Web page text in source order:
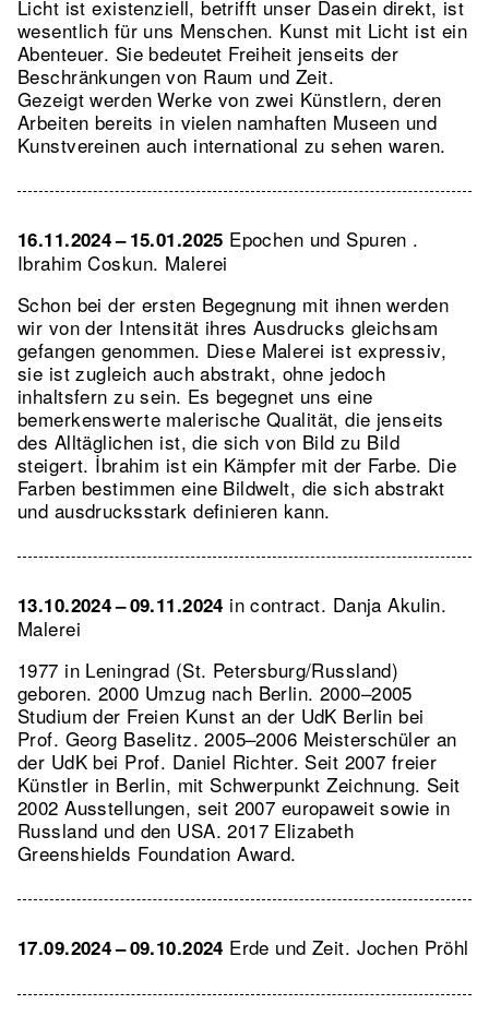
Licht ist existenziell, betrifft unser Dasein direkt, ist
wesentlich für uns Menschen. Kunst mit Licht ist ein
Abenteuer. Sie bedeutet Freiheit jenseits der
Beschränkungen von Raum und Zeit.
Gezeigt werden Werke von zwei Künstlern, deren
Arbeiten bereits in vielen namhaften Museen und
Kunstvereinen auch international zu sehen waren.
16.11.2024 – 15.01.2025 Epochen und Spuren .
Ibrahim Coskun. Malerei
Schon bei der ersten Begegnung mit ihnen werden
wir von der Intensität ihres Ausdrucks gleichsam
gefangen genommen. Diese Malerei ist expressiv,
sie ist zugleich auch abstrakt, ohne jedoch
inhaltsfern zu sein. Es begegnet uns eine
bemerkenswerte malerische Qualität, die jenseits
des Alltäglichen ist, die sich von Bild zu Bild
steigert. İbrahim ist ein Kämpfer mit der Farbe. Die
Farben bestimmen eine Bildwelt, die sich abstrakt
und ausdrucksstark definieren kann.
13.10.2024 – 09.11.2024 in contract. Danja Akulin.
Malerei
1977 in Leningrad (St. Petersburg/Russland)
geboren. 2000 Umzug nach Berlin. 2000–2005
Studium der Freien Kunst an der UdK Berlin bei
Prof. Georg Baselitz. 2005–2006 Meisterschüler an
der UdK bei Prof. Daniel Richter. Seit 2007 freier
Künstler in Berlin, mit Schwerpunkt Zeichnung. Seit
2002 Ausstellungen, seit 2007 europaweit sowie in
Russland und den USA. 2017 Elizabeth
Greenshields Foundation Award.
17.09.2024 – 09.10.2024 Erde und Zeit. Jochen Pröhl